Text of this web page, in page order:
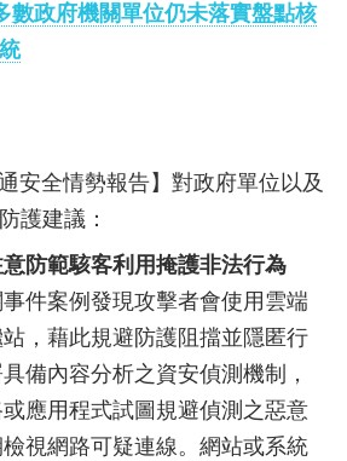
數政府機關單位仍未落實盤點核
安全情勢報告】對政府單位以及
護建議：
防範駭客利用掩護非法行為
件案例發現攻擊者會使用雲端
，藉此規避防護阻擋並隱匿行
備內容分析之資安偵測機制，
應用程式試圖規避偵測之惡意
視網路可疑連線。網站或系統